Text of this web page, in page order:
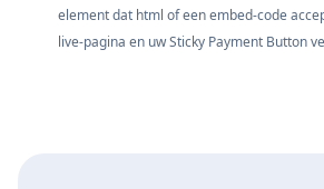
element dat html of een embed-code
live-pagina en uw Sticky Payment Button